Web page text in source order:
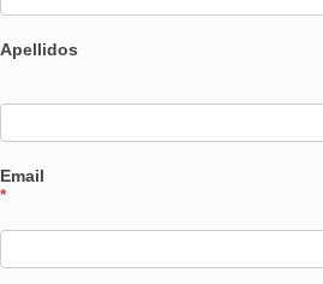
Apellidos
Email
*